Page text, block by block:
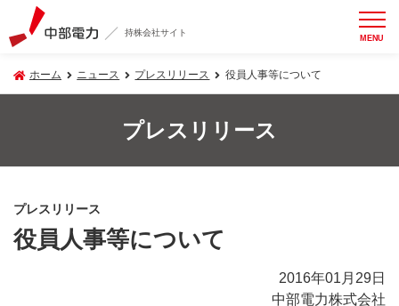
持株会社サイト MENU
ホーム ニュース プレスリリース 役員人事等について
プレスリリース
プレスリリース
役員人事等について
2016年01月29日
中部電力株式会社